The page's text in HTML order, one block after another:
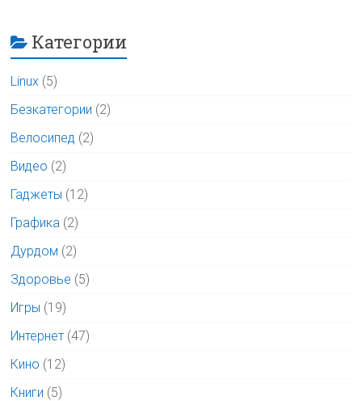
Категории
Linux (5)
Безкатегории (2)
Велосипед (2)
Видео (2)
Гаджеты (12)
Графика (2)
Дурдом (2)
Здоровье (5)
Игры (19)
Интернет (47)
Кино (12)
Книги (5)